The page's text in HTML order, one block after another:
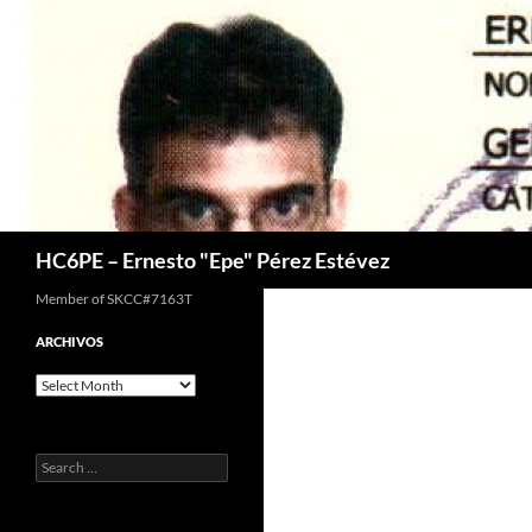
HC6PE – Ernesto "Epe" Pérez Estévez
Member of SKCC#7163T
ARCHIVOS
Archivos
Search
for: